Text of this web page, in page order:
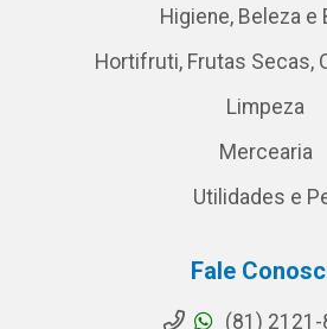
Higiene, Beleza e
Hortifruti, Frutas Secas,
Limpeza
Mercearia
Utilidades e
Fale
(81) 2121-